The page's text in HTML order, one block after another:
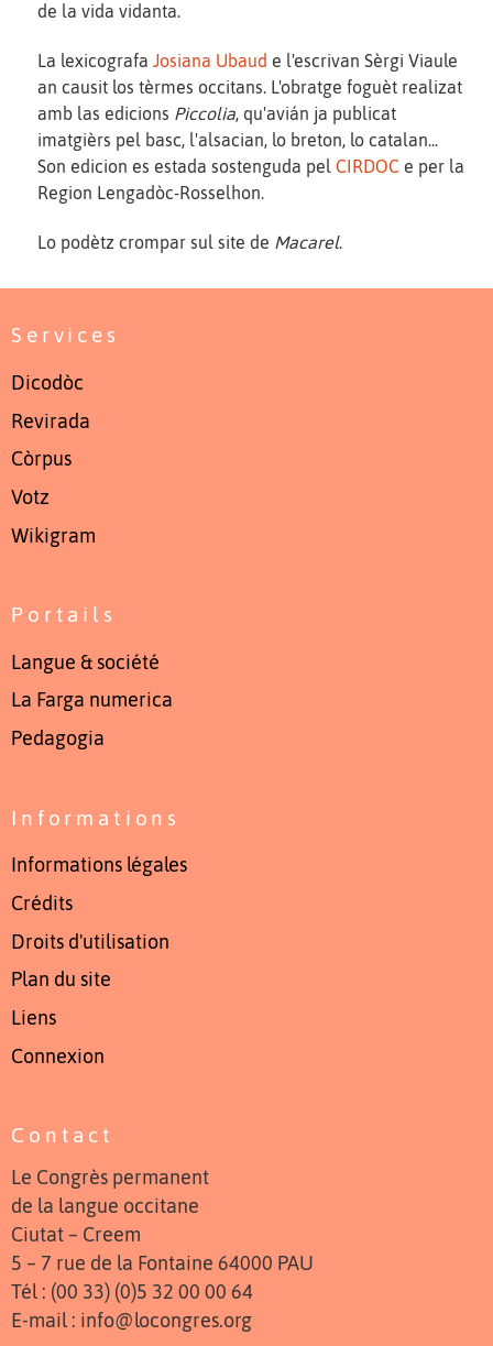
de la vida vidanta.
La lexicografa Josiana Ubaud e l'escrivan Sèrgi Viaule
an causit los tèrmes occitans. L'obratge foguèt realizat
amb las edicions Piccolia, qu'avián ja publicat
imatgièrs pel basc, l'alsacian, lo breton, lo catalan...
Son edicion es estada sostenguda pel CIRDOC e per la
Region Lengadòc-Rosselhon.
Lo podètz crompar sul site de Macarel.
Services
Dicodòc
Revirada
Còrpus
Votz
Wikigram
Portails
Langue & société
La Farga numerica
Pedagogia
Informations
Informations légales
Crédits
Droits d'utilisation
Plan du site
Liens
Connexion
Contact
Le Congrès permanent
de la langue occitane
Ciutat – Creem
5 – 7 rue de la Fontaine 64000 PAU
Tél : (00 33) (0)5 32 00 00 64
E-mail : info@locongres.org